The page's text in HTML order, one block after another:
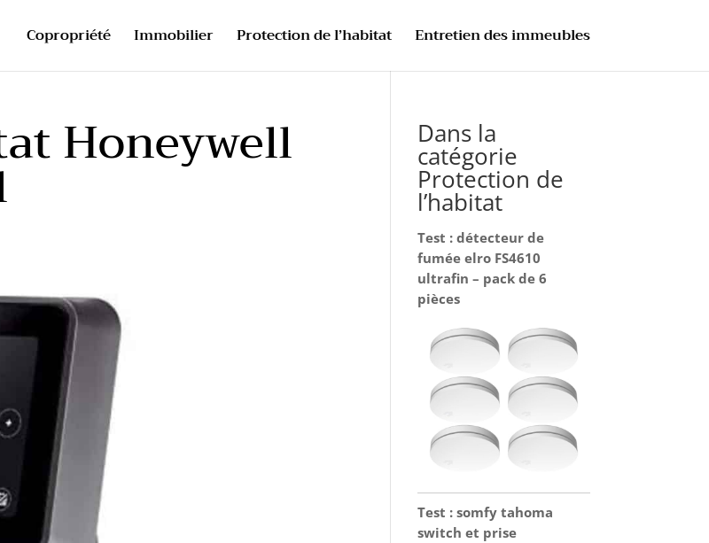
Copropriété Immobilier Protection de l’habitat Entretien des immeubles
Honeywell Dans la
catégorie
Protection de
l’habitat
Test : détecteur de
fumée elro FS4610
ultrafin – pack de 6
pièces
Test : somfy tahoma
switch et prise